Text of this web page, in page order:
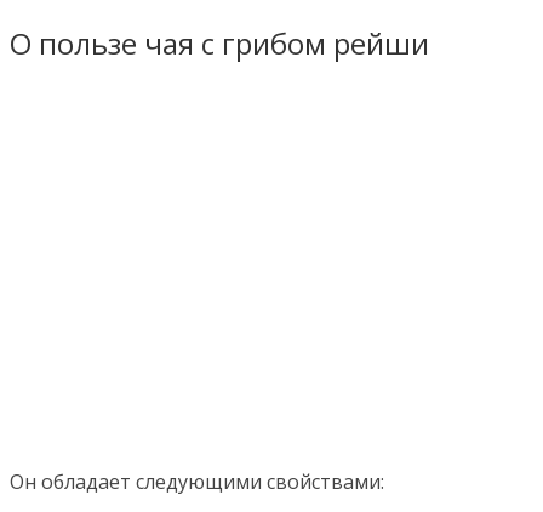
О пользе чая с грибом рейши
Он обладает следующими свойствами: